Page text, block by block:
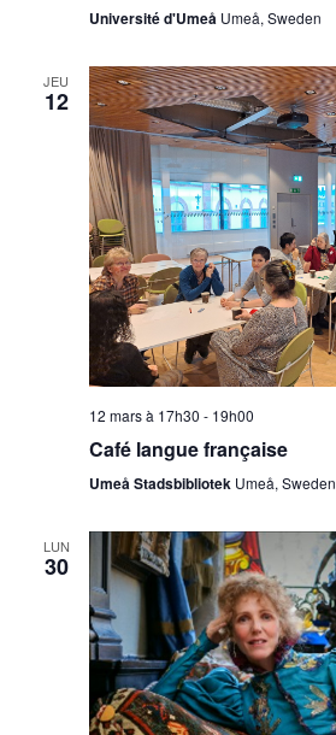
Université d'Umeå Umeå, Sweden
JEU
12
12 mars à 17h30 - 19h00
Café langue française
Umeå Stadsbibliotek Umeå, Sweden
LUN
30